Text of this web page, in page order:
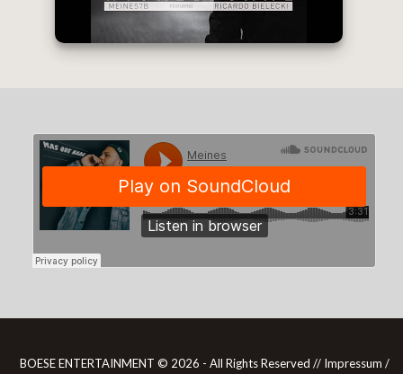
BOESE ENTERTAINMENT © 2026 - All Rights Reserved // Impressum /